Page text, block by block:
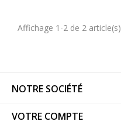
Affichage 1-2 de 2 article(s)
NOTRE SOCIÉTÉ
VOTRE COMPTE